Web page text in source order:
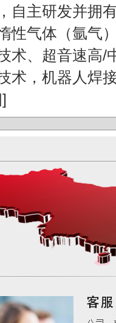
自主研发并拥
性气体（氩气
术、超音速高/
术，机器人焊